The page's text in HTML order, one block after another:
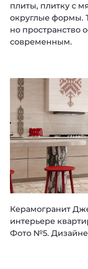
плиты, плитку с
округлые формы.
но пространство
современным.
Керамогранит
интерьере
Фото №5.